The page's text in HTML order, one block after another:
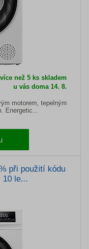
více než 5 ks skladem
u vás doma 14. 8.
motorem, tepelným
Energetic...
při použití kódu
10 le...